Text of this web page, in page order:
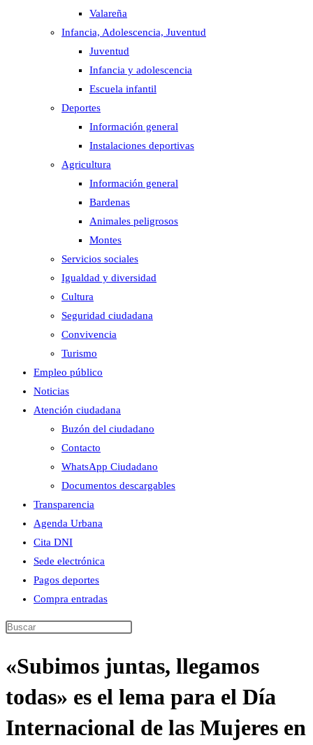
Valareña
Infancia, Adolescencia, Juventud
Juventud
Infancia y adolescencia
Escuela infantil
Deportes
Información general
Instalaciones deportivas
Agricultura
Información general
Bardenas
Animales peligrosos
Montes
Servicios sociales
Igualdad y diversidad
Cultura
Seguridad ciudadana
Convivencia
Turismo
Empleo público
Noticias
Atención ciudadana
Buzón del ciudadano
Contacto
WhatsApp Ciudadano
Documentos descargables
Transparencia
Agenda Urbana
Cita DNI
Sede electrónica
Pagos deportes
Compra entradas
Buscar
esta
«Subimos juntas, llegamos
todas» es el lema para el Día
Internacional de las Mujeres en